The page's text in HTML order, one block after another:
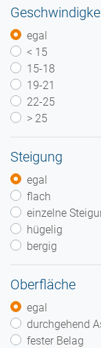
egal
< 15
15-18
19-21
22-25
> 25
Steigung
egal
flach
einzelne
hügelig
bergig
Oberfläche
egal
durchgehend
fester Belag